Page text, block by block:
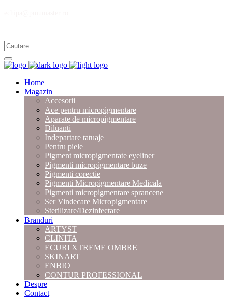
Home
Magazin
Accesorii
Ace pentru micropigmentare
Aparate de micropigmentare
Diluanti
Indepartare tatuaje
Pentru piele
Pigment micropigmentate eyeliner
Pigmenti micropigmentare buze
Pigmenti corectie
Pigmenti Micropigmentare Medicala
Pigmenti micropigmentare sprancene
Ser Vindecare Micropigmentare
Sterilizare/Dezinfectare
Branduri
ARTYST
CLINITA
ECURI XTREME OMBRE
SKINART
ENBIO
CONTUR PROFESSIONAL
Despre
Contact